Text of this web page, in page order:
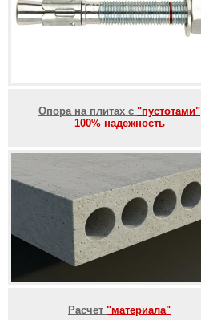
Опора на плитах с "пустотами"
100% надежность
Расчет "материала"